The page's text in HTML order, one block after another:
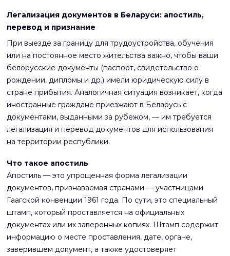
Легализация документов в Беларуси: апостиль,
перевод и признание
При выезде за границу для трудоустройства, обучения
или на постоянное место жительства важно, чтобы ваши
белорусские документы (паспорт, свидетельство о
рождении, дипломы и др.) имели юридическую силу в
стране прибытия. Аналогичная ситуация возникает, когда
иностранные граждане приезжают в Беларусь с
документами, выданными за рубежом, — им требуется
легализация и перевод документов для использования
на территории республики.
Что такое апостиль
Апостиль — это упрощенная форма легализации
документов, признаваемая странами — участницами
Гаагской конвенции 1961 года. По сути, это специальный
штамп, который проставляется на официальных
документах или их заверенных копиях. Штамп содержит
информацию о месте проставления, дате, органе,
заверившем документ, а также удостоверяет